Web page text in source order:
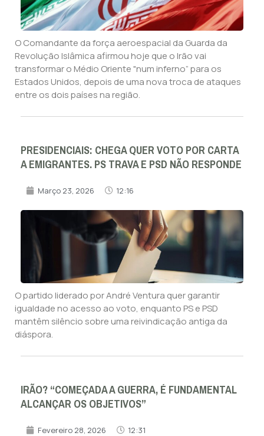
O Comandante da força aeroespacial da Guarda da
Revolução Islâmica afirmou hoje que o Irão vai
transformar o Médio Oriente "num inferno” para os
Estados Unidos, depois de uma nova troca de ataques
entre os dois países na região.
PRESIDENCIAIS: CHEGA QUER VOTO POR CARTA
A EMIGRANTES. PS TRAVA E PSD NÃO RESPONDE
Março 23, 2026 12:16
O partido liderado por André Ventura quer garantir
igualdade no acesso ao voto, enquanto PS e PSD
mantêm silêncio sobre uma reivindicação antiga da
diáspora.
IRÃO? “COMEÇADA A GUERRA, É FUNDAMENTAL
ALCANÇAR OS OBJETIVOS”
Fevereiro 28, 2026 12:31